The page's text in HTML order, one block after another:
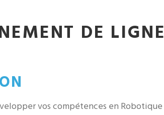
DE LIGNE
vos compétences en Robotique